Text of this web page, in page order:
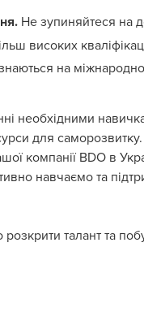
Не зупиняйтеся на
високих
на
необхідними
для
компанії BDO в
навчаємо та
талант та